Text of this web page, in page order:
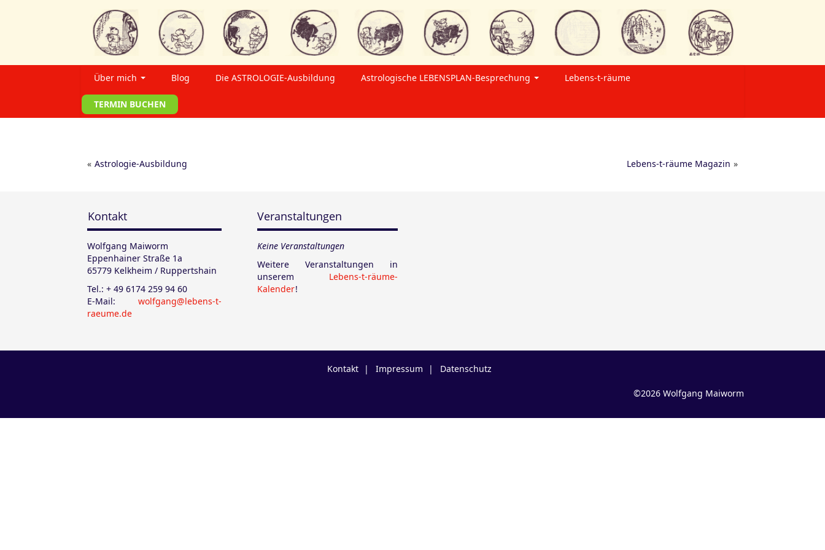
Über mich Blog Die ASTROLOGIE-Ausbildung Astrologische LEBENSPLAN-Besprechung Lebens-t-räume
TERMIN BUCHEN
« Astrologie-Ausbildung Lebens-t-räume Magazin »
Kontakt
Wolfgang Maiworm
Eppenhainer Straße 1a
65779 Kelkheim / Ruppertshain
Tel.: + 49 6174 259 94 60
E-Mail: wolfgang@lebens-t-
raeume.de
Veranstaltungen
Keine Veranstaltungen
Weitere Veranstaltungen in
unserem Lebens-t-räume-
Kalender!
Kontakt Impressum Datenschutz
©2026 Wolfgang Maiworm